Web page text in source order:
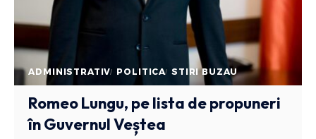
ADMINISTRATIV POLITICA STIRI BUZAU
Romeo Lungu, pe lista de propuneri
în Guvernul Veștea